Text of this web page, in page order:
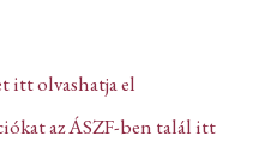
itt olvashatja el
az ÁSZF-ben talál itt